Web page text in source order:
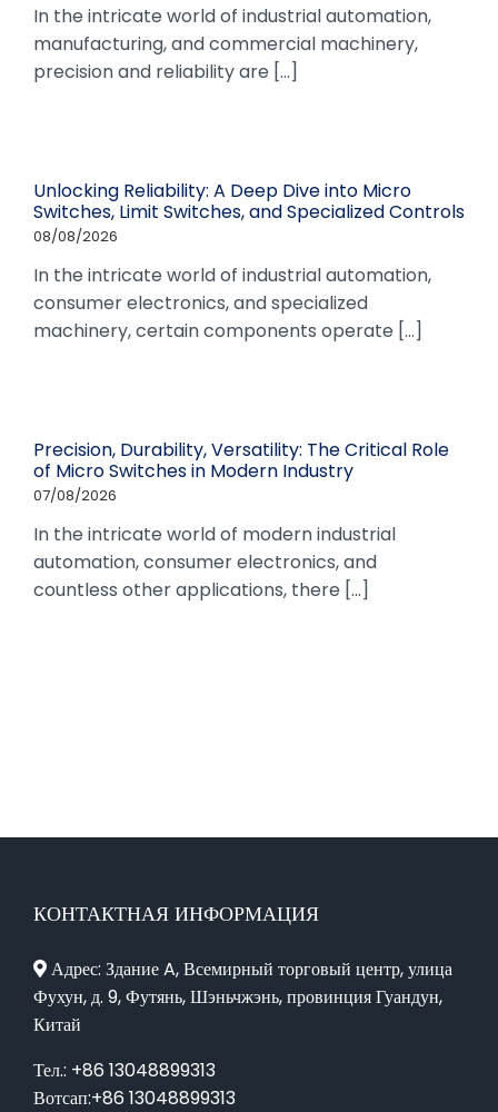
In the intricate world of industrial automation,
manufacturing, and commercial machinery,
precision and reliability are [...]
Unlocking Reliability: A Deep Dive into Micro
Switches, Limit Switches, and Specialized Controls
08/08/2026
In the intricate world of industrial automation,
consumer electronics, and specialized
machinery, certain components operate [...]
Precision, Durability, Versatility: The Critical Role
of Micro Switches in Modern Industry
07/08/2026
In the intricate world of modern industrial
automation, consumer electronics, and
countless other applications, there [...]
КОНТАКТНАЯ ИНФОРМАЦИЯ
Адрес: Здание A, Всемирный торговый центр, улица
Фухун, д. 9, Футянь, Шэньчжэнь, провинция Гуандун,
Китай
Тел.: +86 13048899313
Вотсап:+86 13048899313